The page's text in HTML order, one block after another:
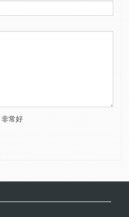
非常好